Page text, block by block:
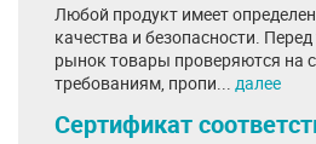
Любой продукт имеет
качества и безопасности.
рынок товары проверяются на
требованиям, пропи... далее
Сертификат